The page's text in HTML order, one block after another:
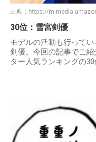
出典： https://m.media-
30位：雪宮剣優
モデルの活動も行って
剣優。今回の記事でご
ター人気ランキングの